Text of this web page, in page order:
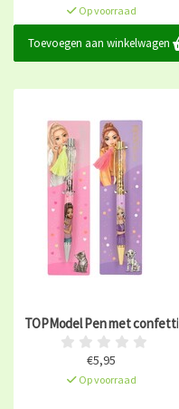
Op voorraad
Toevoegen aan winkelwagen
TOPModel Pen met confetti
€5,95
Op voorraad